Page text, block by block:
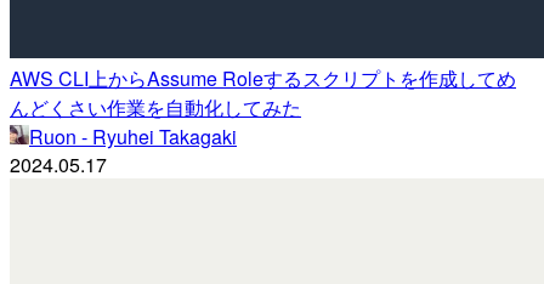
AWS CLI上からAssume Roleするスクリプトを作成してめ
んどくさい作業を自動化してみた
Ruon - Ryuhei Takagaki
2024.05.17